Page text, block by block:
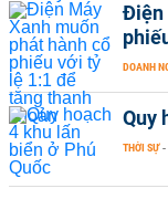
Điện
DOANH
Quy
THỜI SỰ -